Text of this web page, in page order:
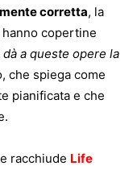
corretta, la
copertine
dà a queste opere la
che spiega come
pianificata e che
racchiude Life